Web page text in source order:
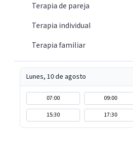
Terapia de pareja
Terapia individual
Terapia familiar
Lunes, 10 de agosto
07:00 09:00
15:30
17:30